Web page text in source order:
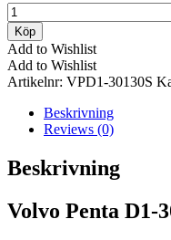
Volvo
Penta
D1-
30
med
130S
drev
mängd
Köp
Add to Wishlist
Add to Wishlist
Artikelnr: VPD1-30130S
Beskrivning
Reviews (0)
Beskrivning
Volvo Penta D1-